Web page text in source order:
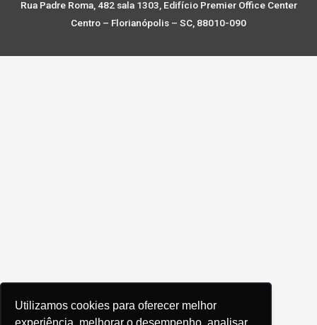
Utilizamos cookies para oferecer melhor
Rua Padre Roma, 482 sala 1303, Edifício Premier Office Center
Centro – Florianópolis – SC, 88010-090